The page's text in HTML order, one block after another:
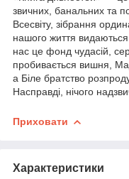
звичних, банальних та
Всесвіту, зібрання
нашого життя
нас це фонд чудасій,
пробивається вишня,
а Біле братство
Насправді, нічого
Приховати
Характеристики